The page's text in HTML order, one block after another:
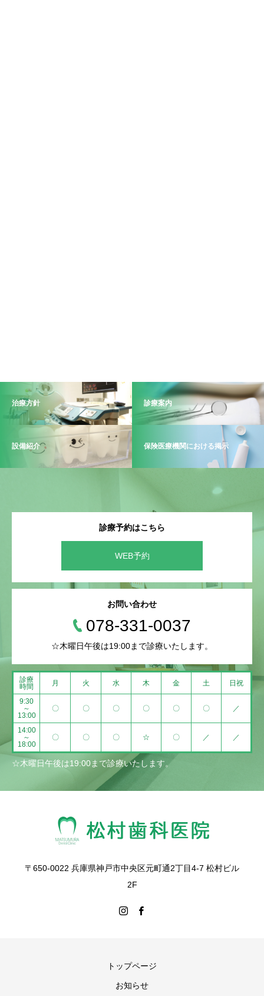
治療方針 診療案内
設備紹介 保険医療機関における掲示
診療予約はこちら
WEB予約
お問い合わせ
078-331-0037
☆木曜日午後は19:00まで診療いたします。
診療
時間
月 火 水 木 金 土 日祝
9:30
～
13:00
〇 〇 〇 〇 〇 〇 ／
14:00
～
18:00
〇 〇 〇 ☆ 〇 ／ ／
☆木曜日午後は19:00まで診療いたします。
〒650-0022 兵庫県神戸市中央区元町通2丁目4-7 松村ビル
2F
トップページ
お知らせ